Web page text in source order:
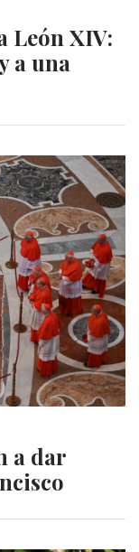
León XIV:
a una
a dar